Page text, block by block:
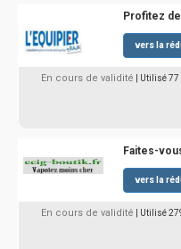
Profitez
vers la
En cours de validité | Utilisé
Faites-
vers la
En cours de validité | Utilisé